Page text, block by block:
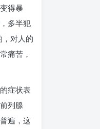
得暴
多半犯
对人的
痛苦，
症状表
列腺
遍，这